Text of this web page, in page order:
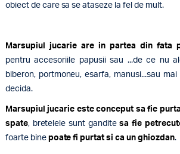
obiect de care sa se ataseze la fel de mult.
Marsupiul jucarie are in partea din fata
pentru accesoriile papusii sau ...de ce nu
biberon, portmoneu, esarfa, manusi...sau
decida.
Marsupiul jucarie este conceput sa fie
spate, bretelele sunt ganditesa fie
foarte bine poate fi purtat si ca un ghiozdan.